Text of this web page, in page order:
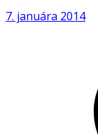
7. januára 2014